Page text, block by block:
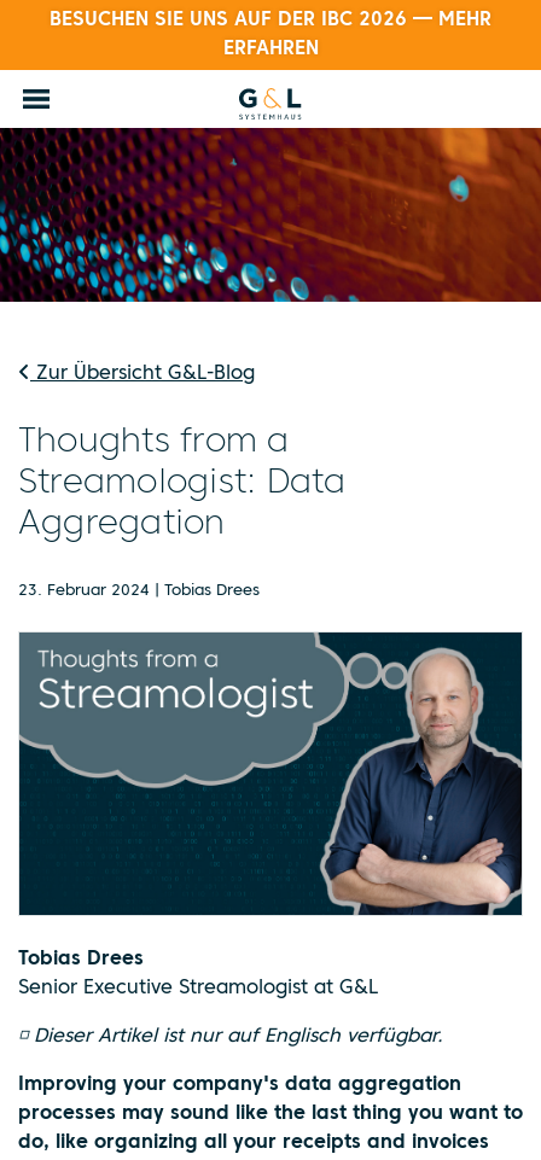
BESUCHEN SIE UNS AUF DER IBC 2026 — MEHR
ERFAHREN
Zur Übersicht G&L-Blog
Thoughts from a
Streamologist: Data
Aggregation
23. Februar 2024 | Tobias Drees
Tobias Drees
Senior Executive Streamologist at G&L
◽ Dieser Artikel ist nur auf Englisch verfügbar.
Improving your company's data aggregation
processes may sound like the last thing you want to
do, like organizing all your receipts and invoices